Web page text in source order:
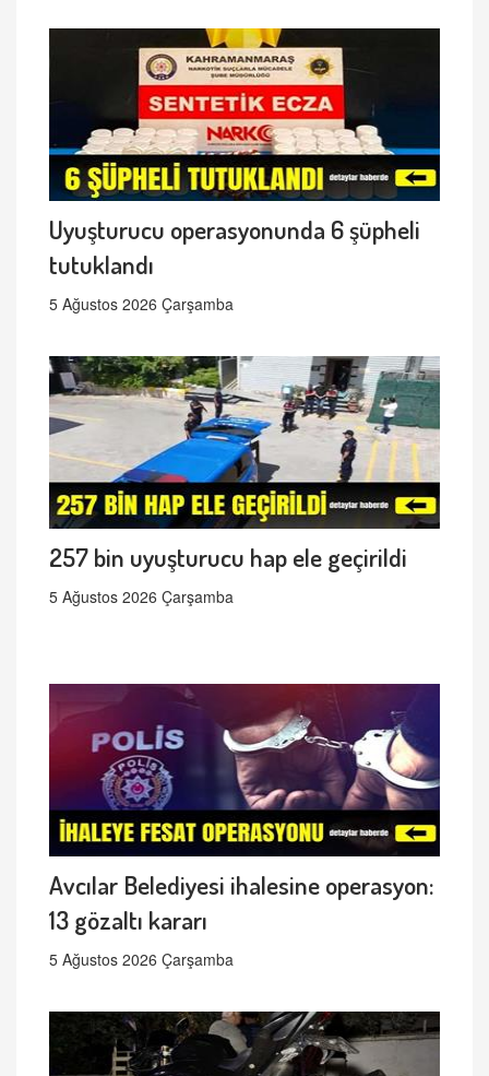
Uyuşturucu operasyonunda 6 şüpheli
tutuklandı
5 Ağustos 2026 Çarşamba
257 bin uyuşturucu hap ele geçirildi
5 Ağustos 2026 Çarşamba
Avcılar Belediyesi ihalesine operasyon:
13 gözaltı kararı
5 Ağustos 2026 Çarşamba